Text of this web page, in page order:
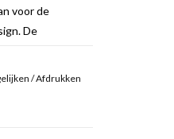
voor de
De
/Afdrukken